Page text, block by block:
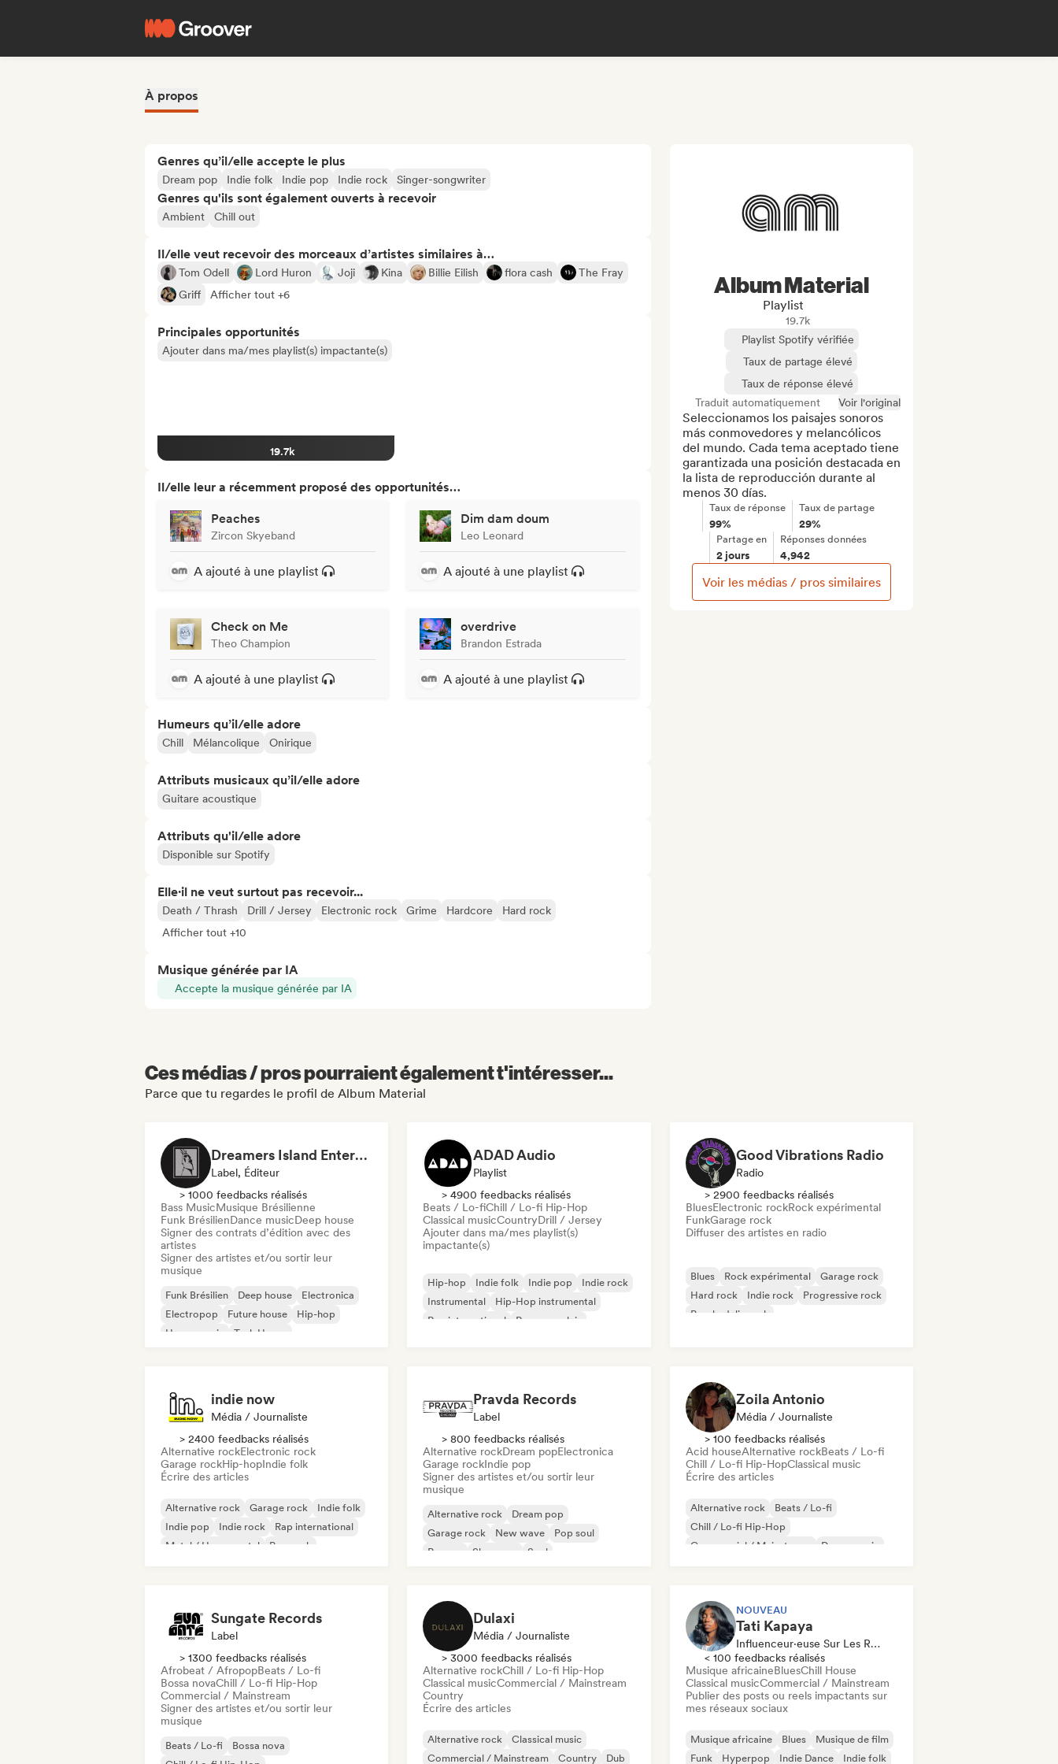
À propos
Genres qu’il/elle accepte le plus
Dream pop Indie folk Indie pop Indie rock Singer-songwriter
Genres qu'ils sont également ouverts à recevoir
Ambient Chill out
Il/elle veut recevoir des morceaux d’artistes similaires à…
Tom Odell Lord Huron Joji Kina Billie Eilish flora cash
The Fray
Griff
Afficher tout +6
Principales opportunités
Ajouter dans ma/mes playlist(s) impactante(s)
19.7k
Il/elle leur a récemment proposé des opportunités…
Peaches
Zircon Skyeband
A ajouté à une playlist
Dim dam doum
Leo Leonard
A ajouté à une playlist
Check on Me
Theo Champion
A ajouté à une playlist
overdrive
Brandon Estrada
A ajouté à une playlist
Humeurs qu’il/elle adore
Chill Mélancolique Onirique
Attributs musicaux qu’il/elle adore
Guitare acoustique
Attributs qu'il/elle adore
Disponible sur Spotify
Elle·il ne veut surtout pas recevoir...
Death / Thrash Drill / Jersey Electronic rock Grime Hardcore
Hard rock
Afficher tout +10
Musique générée par IA
Accepte la musique générée par IA
Album Material
Playlist
19.7k
Playlist Spotify vérifiée
Taux de partage élevé
Taux de réponse élevé
Traduit automatiquement
Voir l'original
Seleccionamos los paisajes sonoros
más conmovedores y melancólicos
del mundo. Cada tema aceptado tiene
garantizada una posición destacada en
la lista de reproducción durante al
menos 30 días.
Taux de réponse
99%
Taux de partage
29%
Partage en
2 jours
Réponses données
4,942
Voir les médias / pros similaires
Ces médias / pros pourraient également t'intéresser...
Parce que tu regardes le profil de Album Material
Dreamers Island Entertainment
Label, Éditeur
> 1000 feedbacks réalisés
Bass MusicMusique Brésilienne
Funk BrésilienDance musicDeep house
Signer des contrats d’édition avec des
artistes
Signer des artistes et/ou sortir leur
musique
Funk Brésilien Deep house
Electronica
Electropop
Future house
Hip-hop
House music
Tech House
ADAD Audio
Playlist
> 4900 feedbacks réalisés
Beats / Lo-fiChill / Lo-fi Hip-Hop
Classical musicCountryDrill / Jersey
Ajouter dans ma/mes playlist(s)
impactante(s)
Hip-hop Indie folk Indie pop
Indie rock
Instrumental
Hip-Hop instrumental
Rap international
Rap en anglais
Good Vibrations Radio
Radio
> 2900 feedbacks réalisés
BluesElectronic rockRock expérimental
FunkGarage rock
Diffuser des artistes en radio
Blues Rock expérimental
Garage rock
Hard rock
Indie rock
Progressive rock
Psychedelic rock
indie now
Média / Journaliste
> 2400 feedbacks réalisés
Alternative rockElectronic rock
Garage rockHip-hopIndie folk
Écrire des articles
Alternative rock Garage rock
Indie folk
Indie pop
Indie rock
Rap international
Metal / Heavy metal
Pop rock
Pravda Records
Label
> 800 feedbacks réalisés
Alternative rockDream popElectronica
Garage rockIndie pop
Signer des artistes et/ou sortir leur
musique
Alternative rock
Dream pop
Garage rock
New wave
Pop soul
Reggae
Shoegaze Soul
Zoila Antonio
Média / Journaliste
> 100 feedbacks réalisés
Acid houseAlternative rockBeats / Lo-fi
Chill / Lo-fi Hip-HopClassical music
Écrire des articles
Alternative rock
Beats / Lo-fi
Chill / Lo-fi Hip-Hop
Commercial / Mainstream
Dance music
Sungate Records
Label
> 1300 feedbacks réalisés
Afrobeat / AfropopBeats / Lo-fi
Bossa novaChill / Lo-fi Hip-Hop
Commercial / Mainstream
Signer des artistes et/ou sortir leur
musique
Beats / Lo-fi
Bossa nova
Dulaxi
Média / Journaliste
> 3000 feedbacks réalisés
Alternative rockChill / Lo-fi Hip-Hop
Classical musicCommercial / Mainstream
Country
Écrire des articles
Alternative rock
Classical music
Commercial / Mainstream
Country Dub
NOUVEAU
Tati Kapaya
Influenceur·euse Sur Les Réseaux Sociaux
< 100 feedbacks réalisés
Musique africaineBluesChill House
Classical musicCommercial / Mainstream
Publier des posts ou reels impactants sur
mes réseaux sociaux
Musique africaine Blues
Musique de film
Funk
Hyperpop Indie Dance Indie folk